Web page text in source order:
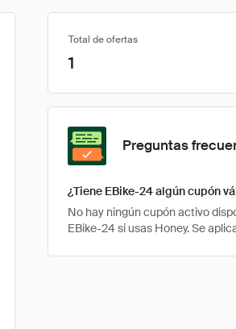
Total de ofertas
1
Preguntas
¿Tiene EBike-24 algún cupón
No hay ningún cupón activo
EBike-24 si usas Honey. Se